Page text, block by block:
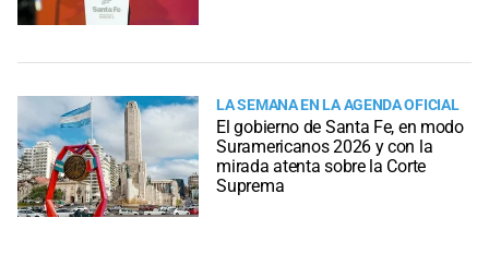
LA SEMANA EN LA AGENDA OFICIAL
El gobierno de Santa Fe, en modo
Suramericanos 2026 y con la
mirada atenta sobre la Corte
Suprema